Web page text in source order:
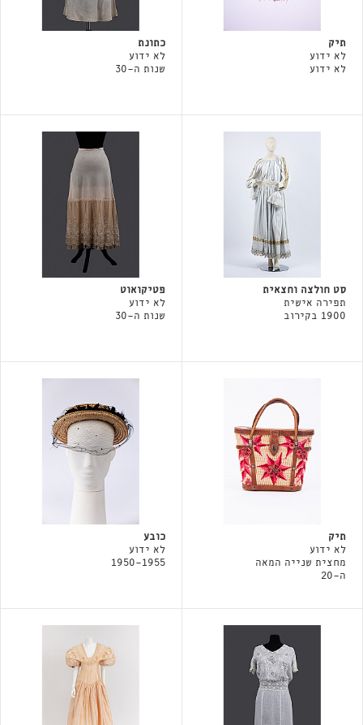
תיק
לא ידוע
לא ידוע
כתונת
לא ידוע
שנות ה-30
סט חולצה וחצאית
תפירה אישית
1900 בקירוב
פטיקואוט
לא ידוע
שנות ה-30
תיק
לא ידוע
מחצית שנייה המאה
ה-20
כובע
לא ידוע
1950-1955